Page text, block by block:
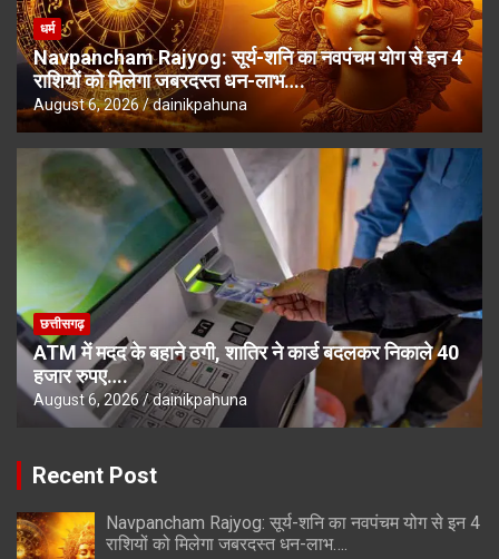
धर्म
Navpancham Rajyog: सूर्य-शनि का नवपंचम योग से इन 4
राशियों को मिलेगा जबरदस्त धन-लाभ….
August 6, 2026 dainikpahuna
छत्तीसगढ़
ATM में मदद के बहाने ठगी, शातिर ने कार्ड बदलकर निकाले 40
हजार रुपए….
August 6, 2026 dainikpahuna
Recent Post
Navpancham Rajyog: सूर्य-शनि का नवपंचम योग से इन 4
राशियों को मिलेगा जबरदस्त धन-लाभ….